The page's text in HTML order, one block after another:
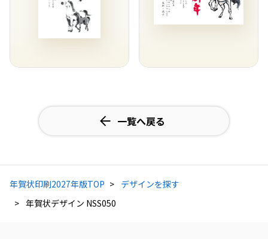
一覧へ戻る
年賀状印刷2027年版TOP
デザインを探す
年賀状デザイン NSS050